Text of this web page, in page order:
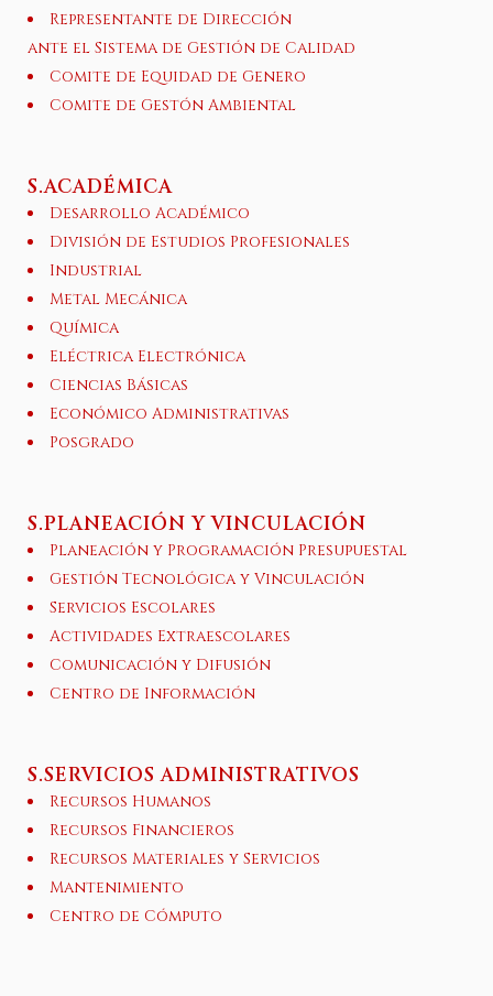
Representante de Dirección
ante el Sistema de Gestión de Calidad
Comite de Equidad de Genero
Comite de Gestón Ambiental
S.ACADÉMICA
Desarrollo Académico
División de Estudios Profesionales
Industrial
Metal Mecánica
Química
Eléctrica Electrónica
Ciencias Básicas
Económico Administrativas
Posgrado
S.PLANEACIÓN Y VINCULACIÓN
Planeación y Programación Presupuestal
Gestión Tecnológica y Vinculación
Servicios Escolares
Actividades Extraescolares
Comunicación y Difusión
Centro de Información
S.SERVICIOS ADMINISTRATIVOS
Recursos Humanos
Recursos Financieros
Recursos Materiales y Servicios
Mantenimiento
Centro de Cómputo